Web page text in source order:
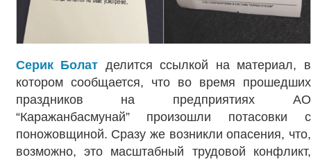
Серик Болат делится ссылкой на материал, в
котором сообщается, что во время прошедших
праздников на предприятиях АО
“Каражанбасмунай” произошли потасовки с
поножовщиной. Сразу же возникли опасения, что,
возможно, это масштабный трудовой конфликт,